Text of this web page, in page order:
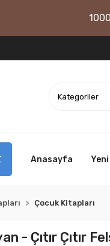
Anasayfa
Çocuk Kitapları
- Çıtır